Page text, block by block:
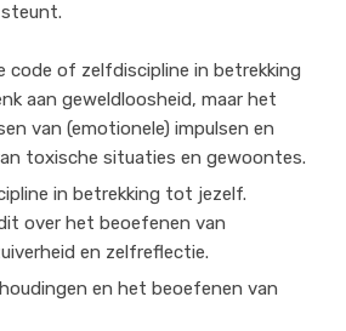
code of zelfdiscipline in betrekking
aan geweldloosheid, maar het
van (emotionele) impulsen en
toxische situaties en gewoontes.
in betrekking tot jezelf.
over het beoefenen van
en zelfreflectie.
en het beoefenen van